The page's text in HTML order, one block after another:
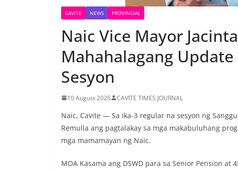
CAVITE NEWS PROVINCIAL
Naic Vice Mayor
Mahahalagang Update
Sesyon
10 August 2025 CAVITE TIMES JOURNAL
Naic, Cavite — Sa ika-3 regular na sesyon ng
Remulla ang pagtalakay sa mga makabuluhang
mga mamamayan ng Naic.
MOA Kasama ang DSWD para sa Senior Pension at